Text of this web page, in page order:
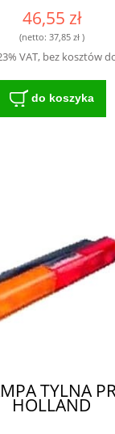
46,55 zł
(netto: 37,85 zł)
VAT, bez kosztów
do koszyka
TYLNA
HOLLAND